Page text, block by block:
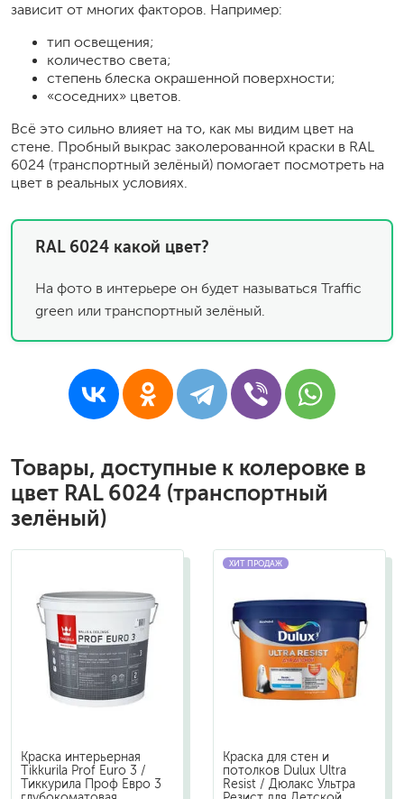
зависит от многих факторов. Например:
тип освещения;
количество света;
степень блеска окрашенной поверхности;
«соседних» цветов.
Всё это сильно влияет на то, как мы видим цвет на
стене. Пробный выкрас заколерованной краски в RAL
6024 (транспортный зелёный) помогает посмотреть на
цвет в реальных условиях.
RAL 6024 какой цвет?
На фото в интерьере он будет называться Traffic
green или транспортный зелёный.
Товары, доступные к колеровке в
цвет RAL 6024 (транспортный
зелёный)
Краска интерьерная
Tikkurila Prof Euro 3 /
Тиккурила Проф Евро 3
ХИТ ПРОДАЖ
Краска для стен и
потолков Dulux Ultra
Resist / Дюлакс Ультра